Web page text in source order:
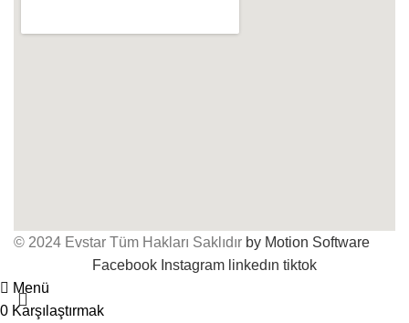
© 2024 Evstar Tüm Hakları Saklıdır by Motion Software
Facebook Instagram linkedın tiktok
Menü
0 Karşılaştırmak